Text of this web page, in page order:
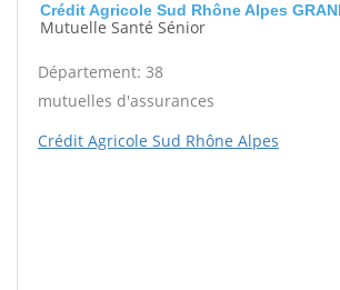
Crédit Agricole Sud Rhône Alpes
Mutuelle Santé Sénior
Département: 38
mutuelles d'assurances
Crédit Agricole Sud Rhône Alpes